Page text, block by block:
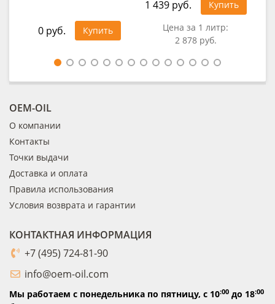
0 руб. Купить
1 439 руб.
Купить
Цена за 1 литр:
2 878 руб.
OEM-OIL
О компании
Контакты
Точки выдачи
Доставка и оплата
Правила использования
Условия возврата и гарантии
КОНТАКТНАЯ ИНФОРМАЦИЯ
+7 (495) 724-81-90
info@oem-oil.com
Мы работаем с понедельника по пятницу, с 10:00 до 18:00